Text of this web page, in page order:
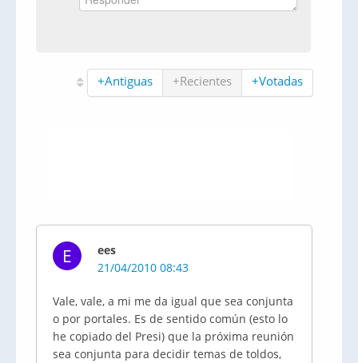
+Antiguas +Recientes +Votadas
E
ees
21/04/2010 08:43
Vale, vale, a mi me da igual que sea conjunta
o por portales. Es de sentido común (esto lo
he copiado del Presi) que la próxima reunión
sea conjunta para decidir temas de toldos,